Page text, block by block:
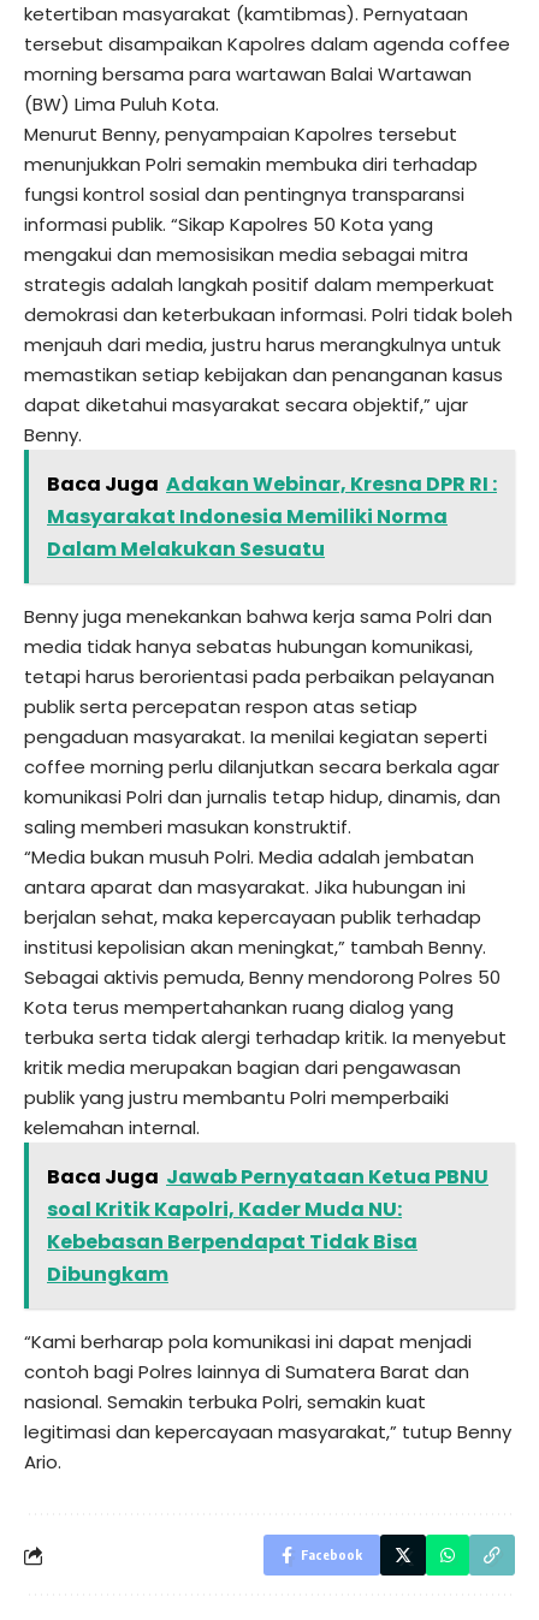
ketertiban masyarakat (kamtibmas). Pernyataan
tersebut disampaikan Kapolres dalam agenda coffee
morning bersama para wartawan Balai Wartawan
(BW) Lima Puluh Kota.
Menurut Benny, penyampaian Kapolres tersebut
menunjukkan Polri semakin membuka diri terhadap
fungsi kontrol sosial dan pentingnya transparansi
informasi publik. “Sikap Kapolres 50 Kota yang
mengakui dan memosisikan media sebagai mitra
strategis adalah langkah positif dalam memperkuat
demokrasi dan keterbukaan informasi. Polri tidak boleh
menjauh dari media, justru harus merangkulnya untuk
memastikan setiap kebijakan dan penanganan kasus
dapat diketahui masyarakat secara objektif,” ujar
Benny.
Baca Juga Adakan Webinar, Kresna DPR RI :
Masyarakat Indonesia Memiliki Norma
Dalam Melakukan Sesuatu
Benny juga menekankan bahwa kerja sama Polri dan
media tidak hanya sebatas hubungan komunikasi,
tetapi harus berorientasi pada perbaikan pelayanan
publik serta percepatan respon atas setiap
pengaduan masyarakat. Ia menilai kegiatan seperti
coffee morning perlu dilanjutkan secara berkala agar
komunikasi Polri dan jurnalis tetap hidup, dinamis, dan
saling memberi masukan konstruktif.
“Media bukan musuh Polri. Media adalah jembatan
antara aparat dan masyarakat. Jika hubungan ini
berjalan sehat, maka kepercayaan publik terhadap
institusi kepolisian akan meningkat,” tambah Benny.
Sebagai aktivis pemuda, Benny mendorong Polres 50
Kota terus mempertahankan ruang dialog yang
terbuka serta tidak alergi terhadap kritik. Ia menyebut
kritik media merupakan bagian dari pengawasan
publik yang justru membantu Polri memperbaiki
kelemahan internal.
Baca Juga Jawab Pernyataan Ketua PBNU
soal Kritik Kapolri, Kader Muda NU:
Kebebasan Berpendapat Tidak Bisa
Dibungkam
“Kami berharap pola komunikasi ini dapat menjadi
contoh bagi Polres lainnya di Sumatera Barat dan
nasional. Semakin terbuka Polri, semakin kuat
legitimasi dan kepercayaan masyarakat,” tutup Benny
Ario.
Facebook